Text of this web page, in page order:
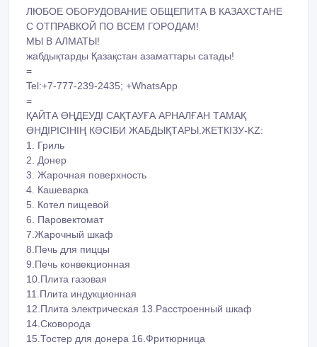
ЛЮБОЕ ОБОРУДОВАНИЕ ОБЩЕПИТА В КАЗАХСТАНЕ
С ОТПРАВКОЙ ПО ВСЕМ ГОРОДАМ!
МЫ В АЛМАТЫ!
жабдықтарды Қазақстан азаматтары сатады!
=
Tel:+7-777-239-2435; +WhatsApp
=
ҚАЙТА ӨҢДЕУДІ САҚТАУҒА АРНАЛҒАН ТАМАҚ
ӨНДІРІСІНІҢ КӘСІБИ ЖАБДЫҚТАРЫ.ЖЕТКІЗУ-KZ:
1. Гриль
2. Донер
3. Жарочная поверхность
4. Кашеварка
5. Котел пищевой
6. Паровектомат
7.Жарочный шкаф
8.Печь для пиццы
9.Печь конвекционная
10.Плита газовая
11.Плита индукционная
12.Плита электрическая 13.Расстроенный шкаф
14.Сковорода
15.Тостер для донера 16.Фритюрница